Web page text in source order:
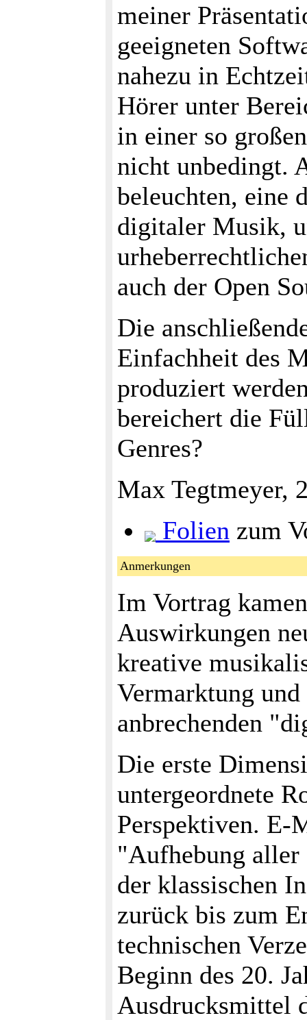
meiner
geeigneten
nahezu in
Hörer unter
in einer so
nicht unbedingt.
beleuchten, eine
digitaler Musik,
auch der Open
Die
Einfachheit des
produziert
bereichert die
Genres?
Max Tegtmeyer,
Folien zum
Anmerkungen
Im Vortrag
Auswirkungen
kreative
Vermarktung
anbrechenden
Die erste
untergeordnete
Perspektiven. E-
"Aufhebung aller
der klassischen
zurück bis zum
technischen
Beginn des 20.
Ausdrucksmittel